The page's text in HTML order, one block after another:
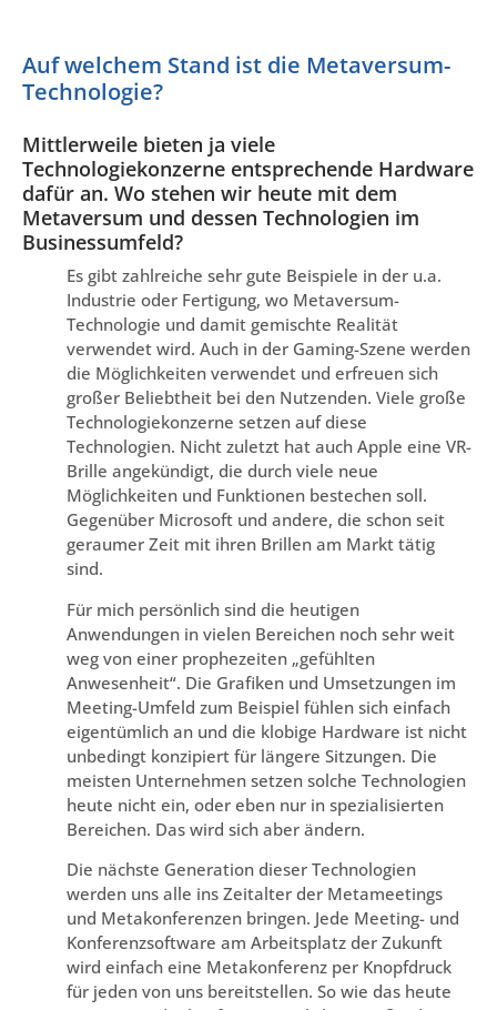
Auf welchem Stand ist die Metaversum-
Technologie?
Mittlerweile bieten ja viele
Technologiekonzerne entsprechende Hardware
dafür an. Wo stehen wir heute mit dem
Metaversum und dessen Technologien im
Businessumfeld?
Es gibt zahlreiche sehr gute Beispiele in der u.a.
Industrie oder Fertigung, wo Metaversum-
Technologie und damit gemischte Realität
verwendet wird. Auch in der Gaming-Szene werden
die Möglichkeiten verwendet und erfreuen sich
großer Beliebtheit bei den Nutzenden. Viele große
Technologiekonzerne setzen auf diese
Technologien. Nicht zuletzt hat auch Apple eine VR-
Brille angekündigt, die durch viele neue
Möglichkeiten und Funktionen bestechen soll.
Gegenüber Microsoft und andere, die schon seit
geraumer Zeit mit ihren Brillen am Markt tätig
sind.
Für mich persönlich sind die heutigen
Anwendungen in vielen Bereichen noch sehr weit
weg von einer prophezeiten „gefühlten
Anwesenheit“. Die Grafiken und Umsetzungen im
Meeting-Umfeld zum Beispiel fühlen sich einfach
eigentümlich an und die klobige Hardware ist nicht
unbedingt konzipiert für längere Sitzungen. Die
meisten Unternehmen setzen solche Technologien
heute nicht ein, oder eben nur in spezialisierten
Bereichen. Das wird sich aber ändern.
Die nächste Generation dieser Technologien
werden uns alle ins Zeitalter der Metameetings
und Metakonferenzen bringen. Jede Meeting- und
Konferenzsoftware am Arbeitsplatz der Zukunft
wird einfach eine Metakonferenz per Knopfdruck
für jeden von uns bereitstellen. So wie das heute